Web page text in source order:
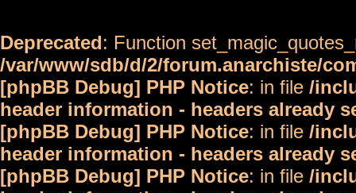
Deprecated: Function
/var/www/sdb/d/2/forum.anarchiste/
[phpBB Debug] PHP Notice: in file /
header information - headers already
[phpBB Debug] PHP Notice: in file /
header information - headers already
[phpBB Debug] PHP Notice: in file /